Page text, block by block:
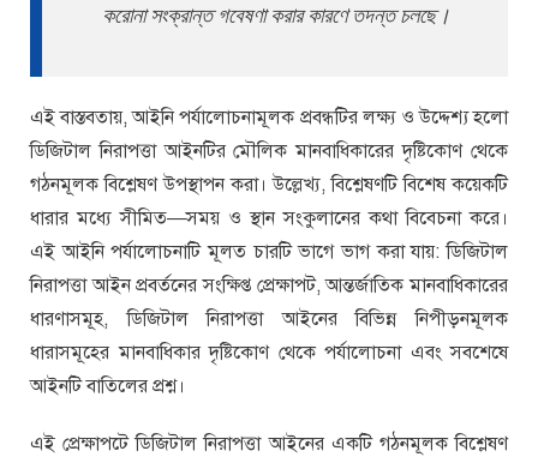
করোনা সংক্রান্ত গবেষণা করার কারণে তদন্ত চলছে।
এই বাস্তবতায়, আইনি পর্যালোচনামূলক প্রবন্ধটির লক্ষ্য ও উদ্দেশ্য হলো
ডিজিটাল নিরাপত্তা আইনটির মৌলিক মানবাধিকারের দৃষ্টিকোণ থেকে
গঠনমূলক বিশ্লেষণ উপস্থাপন করা। উল্লেখ্য, বিশ্লেষণটি বিশেষ কয়েকটি
ধারার মধ্যে সীমিত—সময় ও স্থান সংকুলানের কথা বিবেচনা করে।
এই আইনি পর্যালোচনাটি মূলত চারটি ভাগে ভাগ করা যায়: ডিজিটাল
নিরাপত্তা আইন প্রবর্তনের সংক্ষিপ্ত প্রেক্ষাপট, আন্তর্জাতিক মানবাধিকারের
ধারণাসমূহ, ডিজিটাল নিরাপত্তা আইনের বিভিন্ন নিপীড়নমূলক
ধারাসমূহের মানবাধিকার দৃষ্টিকোণ থেকে পর্যালোচনা এবং সবশেষে
আইনটি বাতিলের প্রশ্ন।
এই প্রেক্ষাপটে ডিজিটাল নিরাপত্তা আইনের একটি গঠনমূলক বিশ্লেষণ